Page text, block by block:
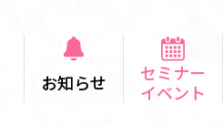
お知らせ
セミナー
イベント